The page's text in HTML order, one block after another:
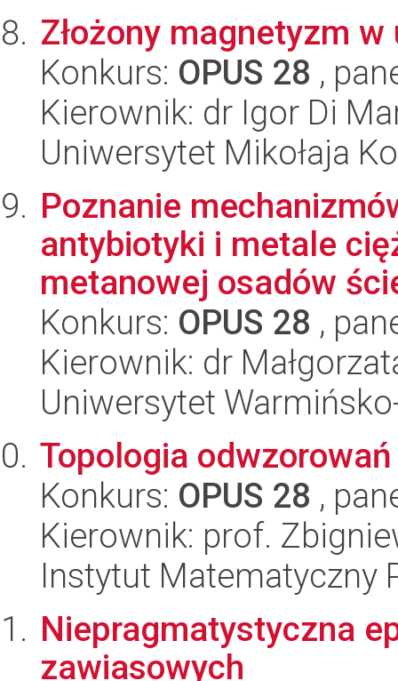
Złożony magnetyzm
Konkurs: OPUS 28 ,
Kierownik: dr Igor Di
Uniwersytet Mikołaja
Poznanie
antybiotyki i metale
metanowej osadów
Konkurs: OPUS 28 ,
Kierownik: dr
Uniwersytet
Topologia
Konkurs: OPUS 28 ,
Kierownik: prof.
Instytut Matematyczny
Niepragmatystyczna
zawiasowych